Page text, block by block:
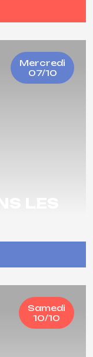
Mercredi
07/10
Samedi
10/10